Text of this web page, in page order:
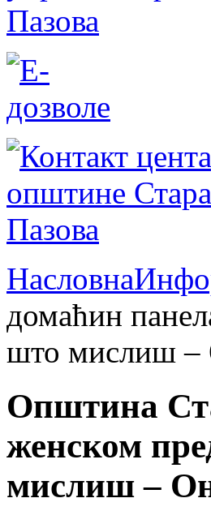
Насловна
домаћин
што мислиш –
Општина
женском
мислиш –